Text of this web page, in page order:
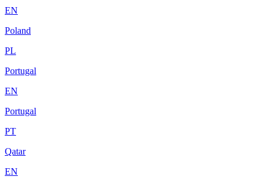
EN
Poland
PL
Portugal
EN
Portugal
PT
Qatar
EN